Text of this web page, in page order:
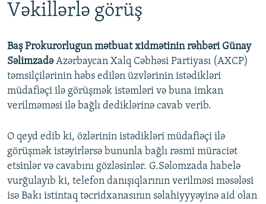
Vəkillərlə görüş
Baş Prokurorlugun mətbuat xidmətinin rəhbəri Günay
SəlimzadəAzərbaycan Xalq Cəbhəsi Partiyası (AXCP)
təmsilçilərinin həbs edilən üzvlərinin istədikləri
müdafiəçi ilə görüşmək istəmləri və buna imkan
verilməməsi ilə bağlı dediklərinə cavab verib.
O qeyd edib ki, özlərinin istədikləri müdafiəçi ilə
görüşmək istəyirlərsə bununla bağlı rəsmi müraciət
etsinlər və cavabını gözləsinlər. G.Səlomzada habelə
vurğulayıb ki, telefon danışıqlarının verilməsi məsələsi
isə Bakı istintaq təcridxanasının səlahiyyyəyinə aid olan